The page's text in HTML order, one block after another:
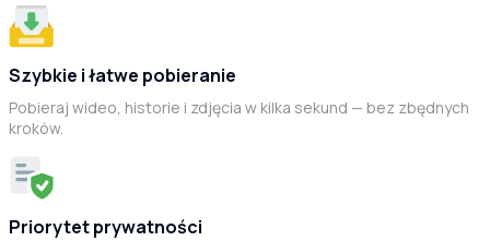
Szybkie i łatwe pobieranie
Pobieraj wideo, historie i zdjęcia w kilka sekund — bez zbędnych
kroków.
Priorytet prywatności